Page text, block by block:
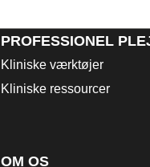
PROFESSIONEL
Kliniske værktøjer
Kliniske ressourcer
OM OS